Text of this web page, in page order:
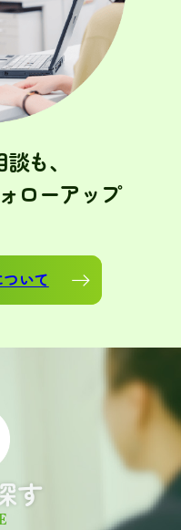
も、
ローアップ
いて
す